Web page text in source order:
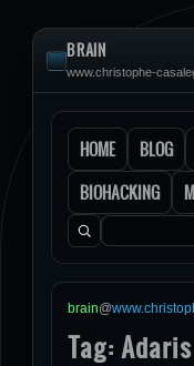
BRAIN
www.christophe-
HOME BLOG
BIOHACKING
Rechercher :
brain@
Tag: Adaris